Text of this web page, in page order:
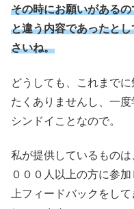
その時にお願いがある
と違う内容であったと
さいね。
どうしても、これまで
たくありませんし、一
シンドイことなので。
私が提供しているもの
０００人以上の方に参
上フィードバックをし